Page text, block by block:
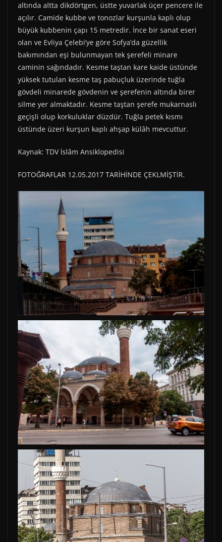
altında altta dikdörtgen, üstte yuvarlak üçer pencere ile
açılır. Camide kubbe ve tonozlar kurşunla kaplı olup
büyük kubbenin çapı 15 metredir. İnce bir sanat eseri
olan ve Evliya Çelebi’ye göre Sofya’da güzellik
bakımından eşi bulunmayan tek şerefeli minare
caminin sağındadır. Kesme taştan kare kaide üstünde
yüksek tutulan kesme taş pabuçluk üzerinde tuğla
gövdeli minarede gövdenin ve şerefenin altında birer
silme yer almaktadır. Kesme taştan şerefe mukarnaslı
geçişli olup korkuluklar düzdür. Tuğla petek kısmı
üstünde üzeri kurşun kaplı ahşap külâh mevcuttur.
Kaynak: TDV İslâm Ansiklopedisi
FOTOĞRAFLAR 12.05.2017 TARİHİNDE ÇEKLMİŞTİR.